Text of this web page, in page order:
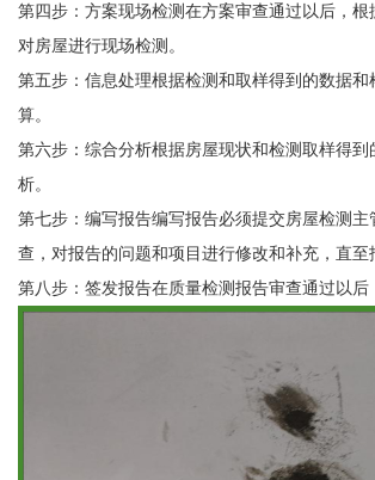
第四步：方案现场检测在方案审查通过以后，根
对房屋进行现场检测。
第五步：信息处理根据检测和取样得到的数据和
算。
第六步：综合分析根据房屋现状和检测取样得到
析。
第七步：编写报告编写报告必须提交房屋检测主
查，对报告的问题和项目进行修改和补充，直至
第八步：签发报告在质量检测报告审查通过以后